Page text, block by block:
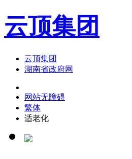
云顶集团
云顶集团
湖南省政府网
网站无障碍
繁体
适老化